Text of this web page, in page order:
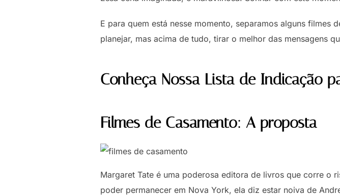
E para quem está nesse momento, separamos alguns filmes
planejar, mas acima de tudo, tirar o melhor das mensagens
Conheça Nossa Lista de Indicação
Filmes de Casamento: A proposta
Margaret Tate é uma poderosa editora de livros que corre o
poder permanecer em Nova York, ela diz estar noiva de